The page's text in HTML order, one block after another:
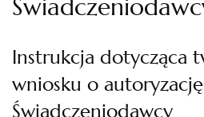
Instrukcja dotycząca
wniosku o
Świadczeniodawcy